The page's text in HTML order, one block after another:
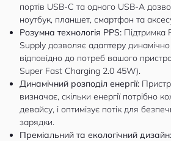
портів USB-C та одного USB-A
ноутбук, планшет, смартфон та
Розумна технологія PPS: Підтримка
Supply дозволяє адаптеру
відповідно до потреб вашого
Super Fast Charging 2.0 45W).
Динамічний розподіл енергії:
визначає, скільки енергії потрібно
девайсу, і оптимізує потік для
зарядки.
Преміальний та екологічний дизайн: